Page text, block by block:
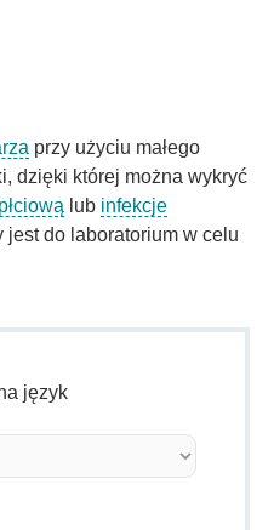
przy użyciu małego
dzięki której można wykryć
lub infekcje
jest do laboratorium w celu
język